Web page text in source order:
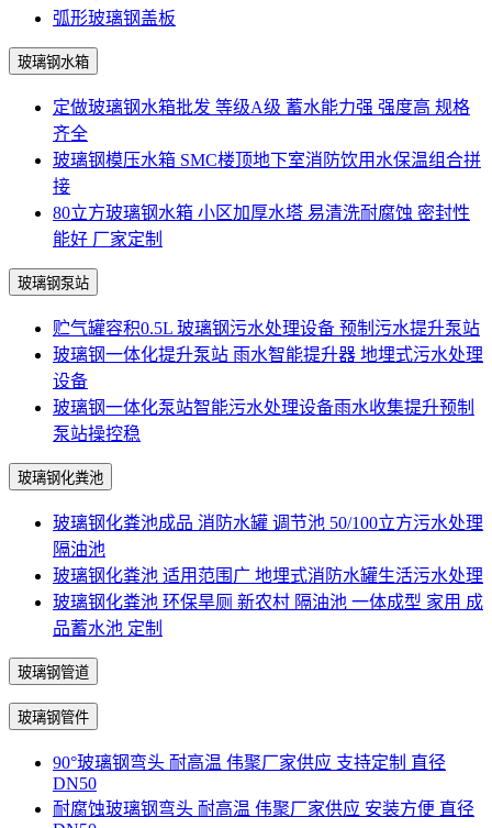
弧形玻璃钢盖板
玻璃钢水箱
定做玻璃钢水箱批发 等级A级 蓄水能力强 强度高 规格
齐全
玻璃钢模压水箱 SMC楼顶地下室消防饮用水保温组合拼
接
80立方玻璃钢水箱 小区加厚水塔 易清洗耐腐蚀 密封性
能好 厂家定制
玻璃钢泵站
贮气罐容积0.5L 玻璃钢污水处理设备 预制污水提升泵站
玻璃钢一体化提升泵站 雨水智能提升器 地埋式污水处理
设备
玻璃钢一体化泵站智能污水处理设备雨水收集提升预制
泵站操控稳
玻璃钢化粪池
玻璃钢化粪池成品 消防水罐 调节池 50/100立方污水处理
隔油池
玻璃钢化粪池 适用范围广 地埋式消防水罐生活污水处理
玻璃钢化粪池 环保旱厕 新农村 隔油池 一体成型 家用 成
品蓄水池 定制
玻璃钢管道
玻璃钢管件
90°玻璃钢弯头 耐高温 伟聚厂家供应 支持定制 直径
DN50
耐腐蚀玻璃钢弯头 耐高温 伟聚厂家供应 安装方便 直径